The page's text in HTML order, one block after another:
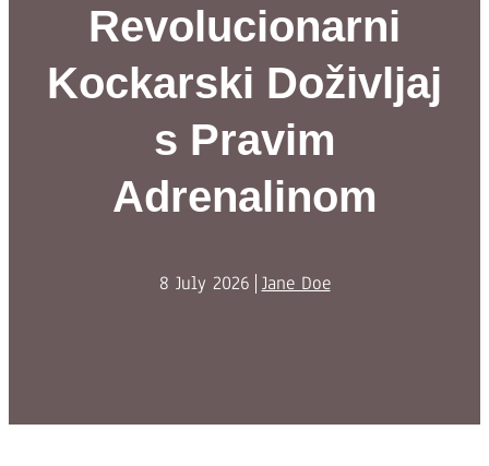
Revolucionarni
Kockarski Doživljaj
s Pravim
Adrenalinom
8 July 2026 Jane Doe